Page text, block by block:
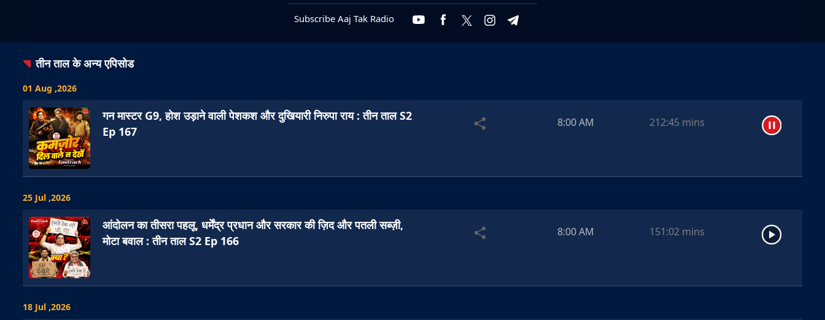
Subscribe Aaj Tak Radio
तीन तालके अन्य एपिसोड
01 Aug ,2026
गन मास्टर G9, होश उड़ाने वाली पेशकश और दुखियारी निरुपा राय : तीन ताल S2
Ep 167
8:00 AM 212:45 mins
25 Jul ,2026
आंदोलन का तीसरा पहलू, धर्मेंद्र प्रधान और सरकार की ज़िद और पतली सब्ज़ी,
मोटा बवाल : तीन ताल S2 Ep 166
8:00 AM 151:02mins
18 Jul ,2026